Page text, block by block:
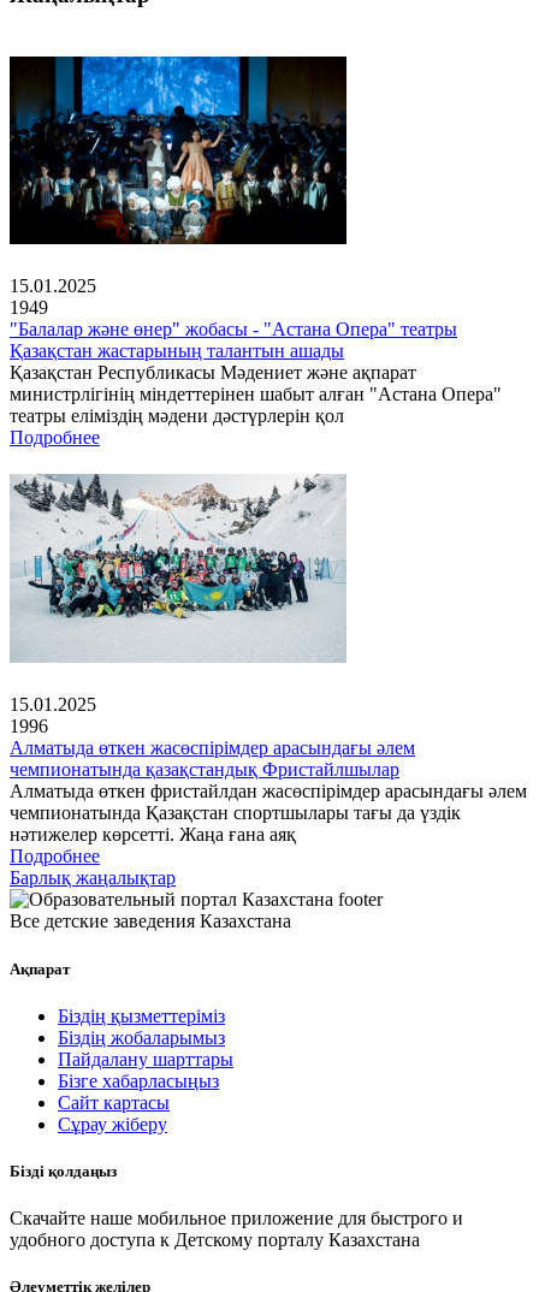
15.01.2025
1949
"Балалар және өнер" жобасы - "Астана Опера" театры
Қазақстан жастарының талантын ашады
Қазақстан Республикасы Мәдениет және ақпарат
министрлігінің міндеттерінен шабыт алған "Астана Опера"
театры еліміздің мәдени дәстүрлерін қол
Подробнее
15.01.2025
1996
Алматыда өткен жасөспірімдер арасындағы әлем
чемпионатында қазақстандық Фристайлшылар
Алматыда өткен фристайлдан жасөспірімдер арасындағы әлем
чемпионатында Қазақстан спортшылары тағы да үздік
нәтижелер көрсетті. Жаңа ғана аяқ
Подробнее
Барлық жаңалықтар
Все детские заведения Казахстана
Ақпарат
Біздің қызметтеріміз
Біздің жобаларымыз
Пайдалану шарттары
Бізге хабарласыңыз
Сайт картасы
Сұрау жіберу
Бізді қолдаңыз
Скачайте наше мобильное приложение для быстрого и
удобного доступа к Детскому порталу Казахстана
Әлеуметтік желілер